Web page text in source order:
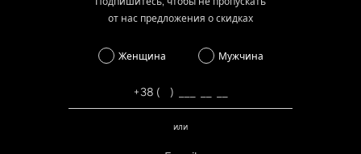
от нас предложения о скидках
Женщина Мужчина
или